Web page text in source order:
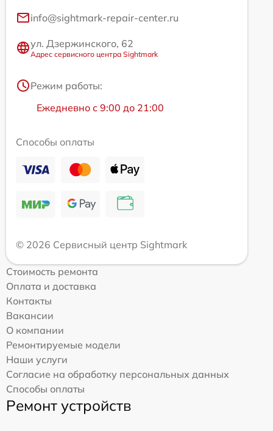
info@sightmark-repair-center.ru
ул. Дзержинского, 62
Адрес сервисного центра Sightmark
Режим работы:
Ежедневно с 9:00 до 21:00
Способы оплаты
© 2026 Сервисный центр Sightmark
Стоимость ремонта
Оплата и доставка
Контакты
Вакансии
О компании
Ремонтируемые модели
Наши услуги
Согласие на обработку персональных данных
Способы оплаты
Ремонт устройств